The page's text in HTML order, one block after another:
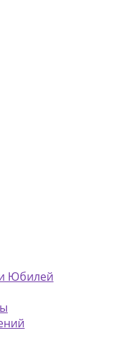
Юбилей